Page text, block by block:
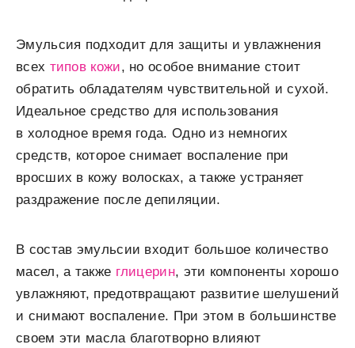
Эмульсия подходит для защиты и увлажнения
всех типов кожи, но особое внимание стоит
обратить обладателям чувствительной и сухой.
Идеальное средство для использования
в холодное время года. Одно из немногих
средств, которое снимает воспаление при
вросших в кожу волосках, а также устраняет
раздражение после депиляции.
В состав эмульсии входит большое количество
масел, а также глицерин, эти компоненты хорошо
увлажняют, предотвращают развитие шелушений
и снимают воспаление. При этом в большинстве
своем эти масла благотворно влияют